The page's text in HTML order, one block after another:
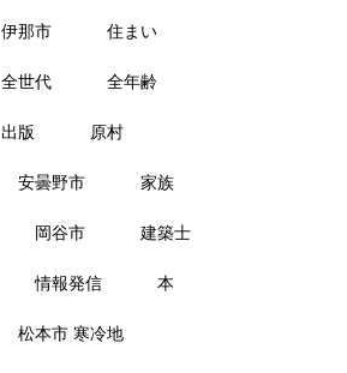
伊那市 住まい
全世代 全年齢
出版 原村
安曇野市 家族
岡谷市 建築士
情報発信 本
松本市 寒冷地